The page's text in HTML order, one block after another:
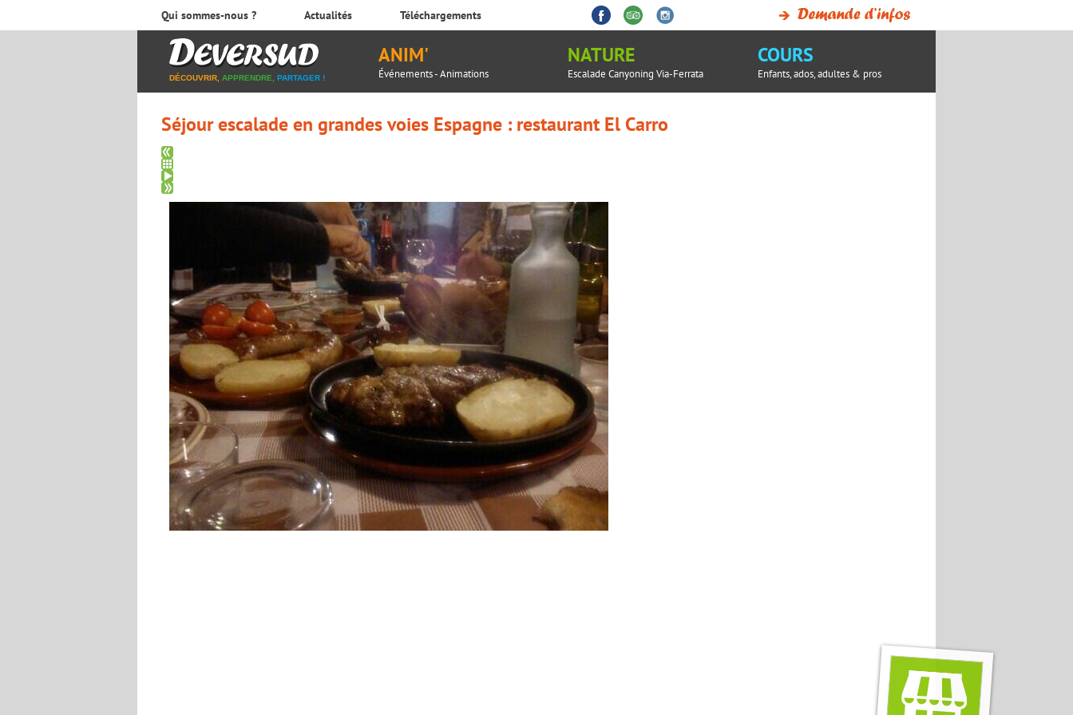
DÉCOUVRIR, APPRENDRE, PARTAGER !
Séjour escalade en grandes voies Espagne : restaurant El Carro
ANIM'
Événements - Animations
NATURE
Escalade Canyoning Via-Ferrata
COURS
Enfants, ados, adultes & pros
Qui sommes-nous ? Actualités Téléchargements